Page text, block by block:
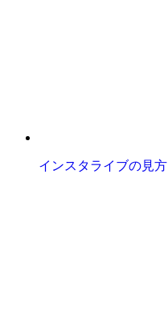
インスタライブの見方